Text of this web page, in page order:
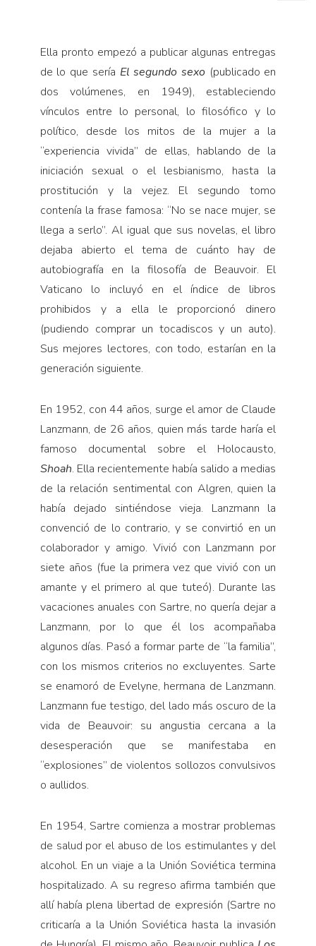
Ella pronto empezó a publicar algunas entregas
de lo que sería El segundo sexo(publicado en
dos volúmenes, en 1949), estableciendo
vínculos entre lo personal, lo filosófico y lo
político, desde los mitos de la mujer a la
“experiencia vivida” de ellas, hablando de la
iniciación sexual o el lesbianismo, hasta la
prostitución y la vejez. El segundo tomo
contenía la frase famosa: “No se nace mujer, se
llega a serlo”. Al igual que sus novelas, el libro
dejaba abierto el tema de cuánto hay de
autobiografía en la filosofía de Beauvoir. El
Vaticano lo incluyó en el índice de libros
prohibidos y a ella le proporcionó dinero
(pudiendo comprar un tocadiscos y un auto).
Sus mejores lectores, con todo, estarían en la
generación siguiente.
En 1952, con 44 años, surge el amor de Claude
Lanzmann, de 26 años, quien más tarde haría el
famoso documental sobre el Holocausto,
Shoah. Ella recientemente había salido a medias
de la relación sentimental con Algren, quien la
había dejado sintiéndose vieja. Lanzmann la
convenció de lo contrario, y se convirtió en un
colaborador y amigo. Vivió con Lanzmann por
siete años (fue la primera vez que vivió con un
amante y el primero al que tuteó). Durante las
vacaciones anuales con Sartre, no quería dejar a
Lanzmann, por lo que él los acompañaba
algunos días. Pasó a formar parte de “la familia”,
con los mismos criterios no excluyentes. Sarte
se enamoró de Evelyne, hermana de Lanzmann.
Lanzmann fue testigo, del lado más oscuro de la
vida de Beauvoir: su angustia cercana a la
desesperación que se manifestaba en
“explosiones” de violentos sollozos convulsivos
o aullidos.
En 1954, Sartre comienza a mostrar problemas
de salud por el abuso de los estimulantes y del
alcohol. En un viaje a la Unión Soviética termina
hospitalizado. A su regreso afirma también que
allí había plena libertad de expresión (Sartre no
criticaría a la Unión Soviética hasta la invasión